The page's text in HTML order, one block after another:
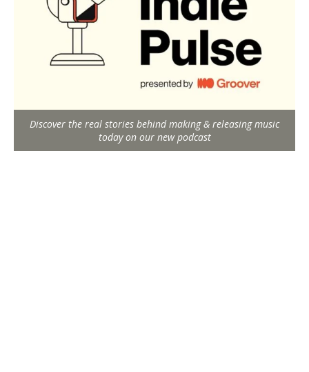
Discover the real stories behind making & releasing music
today on our new podcast